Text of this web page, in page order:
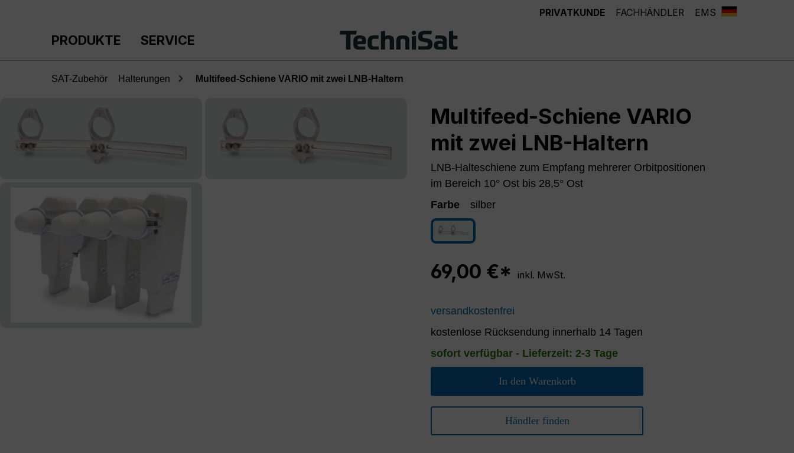
PRIVATKUNDE FACHHÄNDLER EMS
PRODUKTE SERVICE
SAT-Zubehör Halterungen Multifeed-Schiene VARIO mit zwei LNB-Haltern
Multifeed-Schiene VARIO
mit zwei LNB-Haltern
LNB-Halteschiene zum Empfang mehrerer Orbitpositionen
im Bereich 10° Ost bis 28,5° Ost
Farbe
silber
silber
69,00 €* inkl. MwSt.
versandkostenfrei
kostenlose Rücksendung innerhalb 14 Tagen
sofort verfügbar - Lieferzeit: 2-3 Tage
In den Warenkorb
Händler finden